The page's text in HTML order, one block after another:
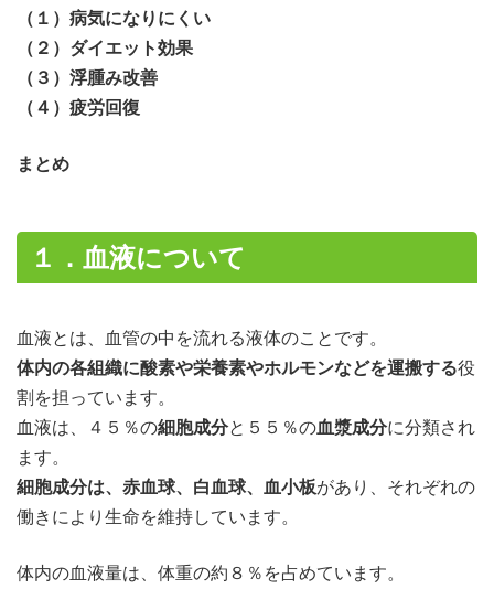
（１）病気になりにくい
（２）ダイエット効果
（３）浮腫み改善
（４）疲労回復
まとめ
１．血液について
血液とは、血管の中を流れる液体のことです。
体内の各組織に酸素や栄養素やホルモンなどを運搬する役
割を担っています。
血液は、４５％の細胞成分と５５％の血漿成分に分類され
ます。
細胞成分は、赤血球、白血球、血小板があり、それぞれの
働きにより生命を維持しています。
体内の血液量は、体重の約８％を占めています。